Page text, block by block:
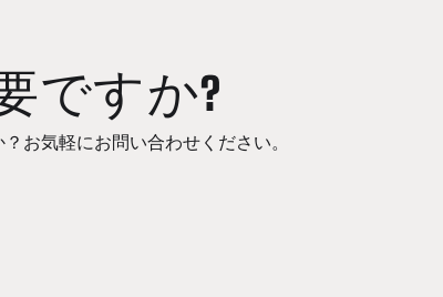
ですか?
お気軽にお問い合わせください。